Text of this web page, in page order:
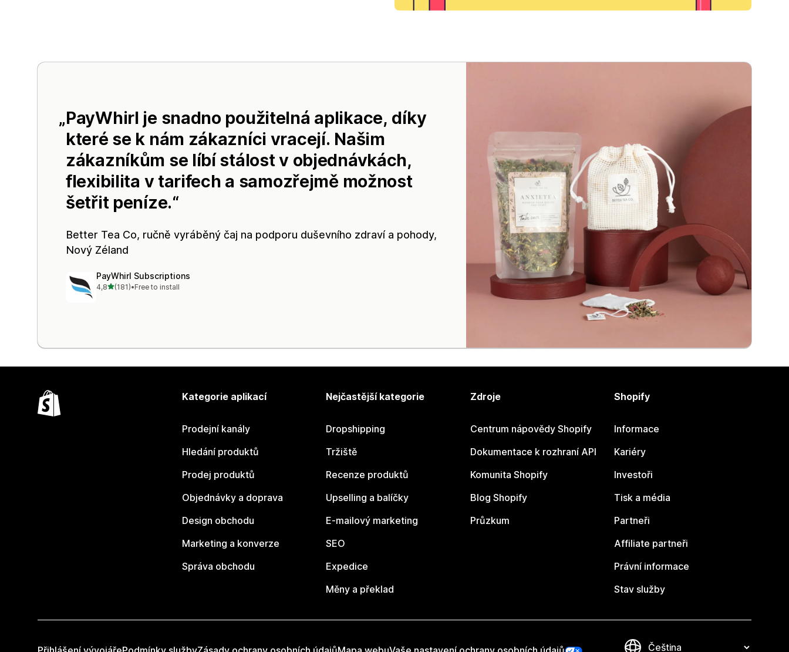
PayWhirl je snadno použitelná aplikace, díky
které se k nám zákazníci vracejí. Našim
zákazníkům se líbí stálost v objednávkách,
flexibilita v tarifech a samozřejmě možnost
šetřit peníze.
Better Tea Co, ručně vyráběný čaj na podporu duševního zdraví a pohody,
Nový Zéland
PayWhirl Subscriptions
4,8z 5 hvězd
(181)
Celkový počet recenzí: 181
•Free to install
Kategorie aplikací
Prodejní kanály
Hledání produktů
Prodej produktů
Objednávky a doprava
Design obchodu
Marketing a konverze
Správa obchodu
Nejčastější kategorie
Dropshipping
Tržiště
Recenze produktů
Upselling a balíčky
E-mailový marketing
SEO
Expedice
Měny a překlad
Zdroje
Centrum nápovědy Shopify
Dokumentace k rozhraní API
Komunita Shopify
Blog Shopify
Průzkum
Shopify
Informace
Kariéry
Investoři
Tisk a média
Partneři
Affiliate partneři
Právní informace
Stav služby